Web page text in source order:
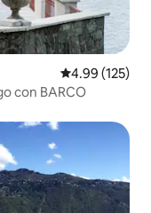
Calificación
4.99 (125)
con BARCO